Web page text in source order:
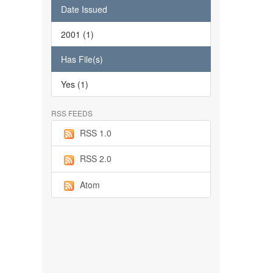
Date Issued
2001 (1)
Has File(s)
Yes (1)
RSS FEEDS
RSS 1.0
RSS 2.0
Atom